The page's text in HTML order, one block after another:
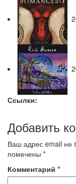
Ссылки:
Добавить
Ваш адрес email не
помечены *
Комментарий *